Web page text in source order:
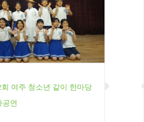
2회 여주 청소년 같이
여주 청소년 같이 한마당
공연